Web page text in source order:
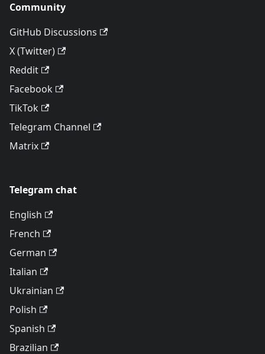
Community
GitHub Discussions
X (Twitter)
Reddit
Facebook
TikTok
Telegram Channel
Matrix
Telegram chat
English
French
German
Italian
Ukrainian
Polish
Spanish
Brazilian